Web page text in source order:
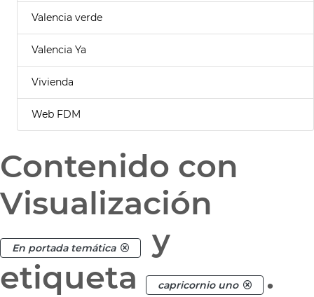
Valencia verde
Valencia Ya
Vivienda
Web FDM
Contenido con
Visualización
En portada temática
y
etiqueta
capricornio uno .